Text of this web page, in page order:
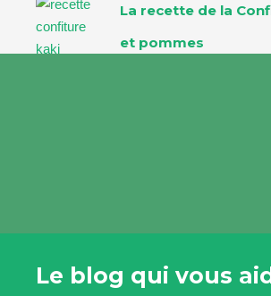
La recette de la
et pommes
Le blog qui vous